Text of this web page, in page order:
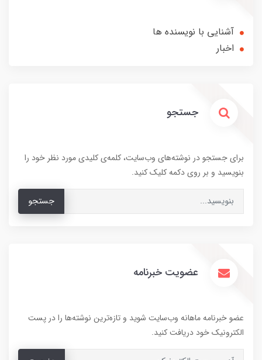
آشنایی با نویسنده ها
اخبار
جستجو
برای جستجو در نوشته‌های وب‌سایت، کلمه‌ی کلیدی مورد نظر خود را
بنویسید و بر روی دکمه کلیک کنید.
جستجو
عضویت خبرنامه
عضو خبرنامه ماهانه وب‌سایت شوید و تازه‌ترین نوشته‌ها را در پست
الکترونیک خود دریافت کنید.